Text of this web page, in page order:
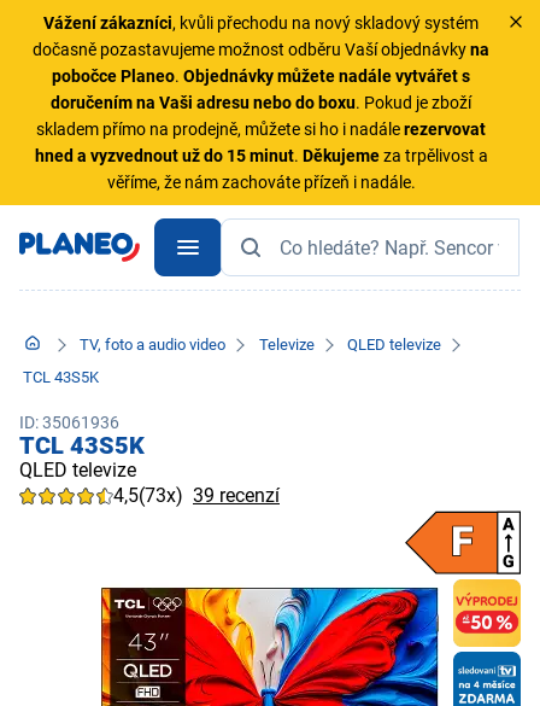
Vážení zákazníci, kvůli přechodu na nový skladový systém
dočasně pozastavujeme možnost odběru Vaší objednávkyna
pobočce Planeo.Objednávky můžete nadále vytvářet s
doručením na Vaši adresu nebo do boxu. Pokud je zboží
skladem přímo na prodejně, můžete si ho i nadálerezervovat
hned a vyzvednout už do 15 minut. Děkujemeza trpělivost a
věříme, že nám zachováte přízeň i nadále.
TV, foto a audio video Televize
QLED televize
TCL 43S5K
ID: 35061936
TCL 43S5K
QLED televize
4,5(73x) 39 recenzí